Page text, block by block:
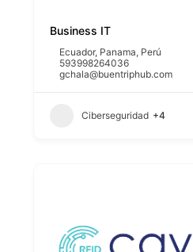
Business IT
Ecuador, Panama, Perú
593998264036
gchala@buentriphub.com
Ciberseguridad +4